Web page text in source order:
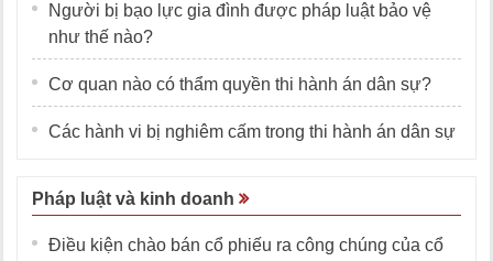
Người bị bạo lực gia đình được pháp luật bảo vệ
như thế nào?
Cơ quan nào có thẩm quyền thi hành án dân sự?
Các hành vi bị nghiêm cấm trong thi hành án dân sự
Pháp luật và kinh doanh
Điều kiện chào bán cổ phiếu ra công chúng của cổ